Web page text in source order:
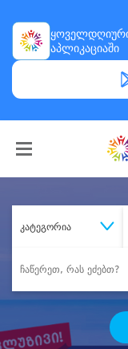
აპლიკაციაში
კატეგორია